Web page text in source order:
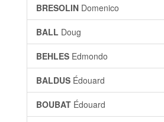
BRESOLIN Domenico
BALL Doug
BEHLES Edmondo
BALDUS Édouard
BOUBAT Édouard